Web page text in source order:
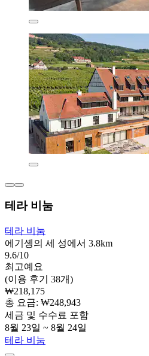
테라 비눔
테라 비눔
에기솅의 세 성에서 3.8km
9.6/10
최고예요
(이용 후기 38개)
₩218,175
총 요금: ₩248,943
세금 및 수수료 포함
8월 23일 ~ 8월 24일
테라 비눔